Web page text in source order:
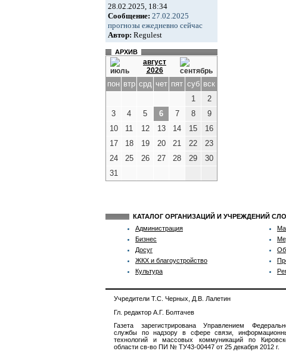
28.02.2025, 18:34
Сообщение: 27.02.2025
прогнозы ежедневно сейчас
Автор: Regulest
АРХИВ
август
2026
пон втр срд чет пят суб вск
1
2
3
4 5 6 7 8
9
10
11 12 13 14 15
16
17
18 19 20 21 22
23
24
25 26 27 28 29
30
31
КАТАЛОГ ОРГАНИЗАЦИЙ И УЧРЕЖДЕНИЙ
Администрация
Бизнес
Досуг
ЖКХ и благоустройство
Культура
Учредители Т.С. Черных, Д.В. Лалетин
Гл. редактор А.Г. Болтачев
Газета зарегистрирована Управлением
службы по надзору в сфере связи,
технологий и массовых коммуникаций по
области св-во ПИ № ТУ43-00447 от 25 декабря 2012 г.